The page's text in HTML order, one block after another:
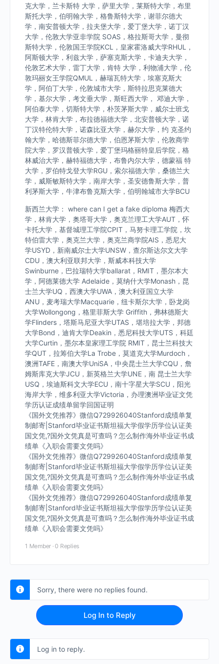
克大学，兰卡斯特 大学，萨里大学，莱斯特大学，布里
斯托大学，伯明翰大学，格鲁斯特大学，谢菲尔德大
学，南安普顿大学，拉夫堡大学，爱丁堡大学，诺丁汉
大学，伦敦大学亚非学院 SOAS，格拉斯哥大学，曼彻
斯特大学，伦敦国王学院KCL，皇家霍洛威大学RHUL，
阿斯顿大学，利兹大学，萨塞克斯大学，卡迪夫大学，
伦敦艺术大学，雷丁大学，肯特 大学，利物浦大学，伦
敦玛丽女王学院QMUL，赫瑞瓦特大学，埃塞克斯大
学，阿伯丁大学，伦敦城市大学，斯特拉思克莱德大
学，基尔大学，考文垂大学，斯旺西大学， 邓迪大学，
阿伯泰大学，切斯特大学，朴茨茅斯大学，威尔士班戈
大学，林肯大学，布拉德福德大学，北安普顿大学，诺
丁汉特伦特大学，诺森比亚大学，赫尔大学，约 克圣约
翰大学，哈德斯菲尔德大学，伯恩茅斯大学，伦敦商学
院大学，罗汉普顿大学，爱丁堡玛格丽特皇后学院，格
林威治大学，赫特福德大学，布鲁内尔大学，德蒙福 特
大学，罗伯特戈登大学RGU，索尔福德大学，桑德兰大
学，威斯敏斯特大学，南岸大学，圣安德鲁斯大学，普
利茅斯大学，牛津布鲁克斯大学，伯明翰城市大学BCU
新西兰大学： where can I get a fake diploma 梅西大
学，林肯大学，奥塔哥大学，奥克兰理工大学AUT，怀
卡托大学，基督城理工学院CPIT，马努卡理工学院，坎
特伯雷大学，奥克兰大学，奥克兰商学院AIS，悉尼大
学USYD，新南威尔士大学UNSW，查尔斯达尔文大学
CDU，澳大利亚联邦大学，斯威本科技大学
Swinburne，巴拉瑞特大学ballarat，RMIT，墨尔本大
学，阿德莱德大学 Adelaide，莫纳什大学Monash，昆
士兰大学UQ，西澳大学UWA，澳大利亚国立大学
ANU，麦考瑞大学Macquarie，纽卡斯尔大学，卧龙岗
大学Wollongong，格里菲斯大学 Griffith，弗林德斯大
学Flinders，塔斯马尼亚大学UTAS，堪培拉大学，邦德
大学Bond，迪肯大学Deakin，悉尼科技大学UTS，科廷
大学Curtin，墨尔本皇家理工学院 RMIT，昆士兰科技大
学QUT，拉筹伯大学La Trobe，莫道克大学Murdoch，
澳洲TAFE，南澳大学UniSA，中央昆士兰大学CQU，詹
姆斯库克大学JCU，新英格兰大学UNE，南 昆士兰大学
USQ，埃迪斯科文大学ECU，南十字星大学SCU，阳光
海岸大学，维多利亚大学Victoria，办理澳洲毕业证文凭
学历认证成绩单留学回国证明
《国外文凭推荐》微信Q729926040Stanford成绩单复
制邮寄|Stanford毕业证书斯坦福大学假学历学位认证美
国文凭,?国外文凭真是可查吗？怎么制作海外毕业证书成
绩单《入职会需要文凭吗》
《国外文凭推荐》微信Q729926040Stanford成绩单复
制邮寄|Stanford毕业证书斯坦福大学假学历学位认证美
国文凭,?国外文凭真是可查吗？怎么制作海外毕业证书成
绩单《入职会需要文凭吗》
《国外文凭推荐》微信Q729926040Stanford成绩单复
制邮寄|Stanford毕业证书斯坦福大学假学历学位认证美
国文凭,?国外文凭真是可查吗？怎么制作海外毕业证书成
绩单《入职会需要文凭吗》
1 Member · 0 Replies
Sorry, there were no replies found.
Log In to Reply
Log in to reply.